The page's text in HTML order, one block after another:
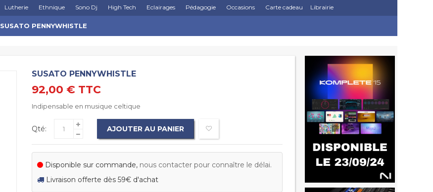
Lutherie Ethnique Sono Dj High Tech Eclairages Pédagogie Occasions Carte cadeau Librairie
SUSATO PENNYWHISTLE
SUSATO PENNYWHISTLE
92,00 € TTC
Indipensable en musique celtique
Qté: AJOUTER AU PANIER
Disponible sur commande, nous contacter pour connaître le délai.
Livraison offerte dès 59€ d'achat